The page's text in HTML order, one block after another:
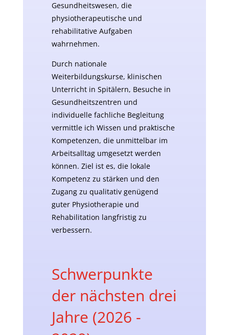
Gesundheitswesen, die
physiotherapeutische und
rehabilitative Aufgaben
wahrnehmen.
Durch nationale
Weiterbildungskurse, klinischen
Unterricht in Spitälern, Besuche in
Gesundheitszentren und
individuelle fachliche Begleitung
vermittle ich Wissen und praktische
Kompetenzen, die unmittelbar im
Arbeitsalltag umgesetzt werden
können. Ziel ist es, die lokale
Kompetenz zu stärken und den
Zugang zu qualitativ genügend
guter Physiotherapie und
Rehabilitation langfristig zu
verbessern.
Schwerpunkte
der nächsten drei
Jahre (2026 -